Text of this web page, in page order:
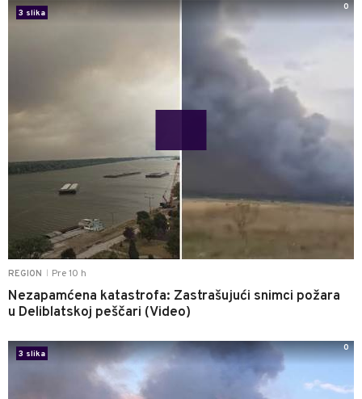
REGION Pre 10 h
Nezapamćena katastrofa: Zastrašujući snimci požara
u Deliblatskoj peščari (Video)
3 slika
0
3 slika
0